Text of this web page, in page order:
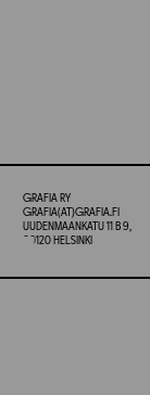
GRAFIA RY
GRAFIA(AT)GRAFIA.FI
UUDENMAANKATU 11 B 9,
00120 HELSINKI